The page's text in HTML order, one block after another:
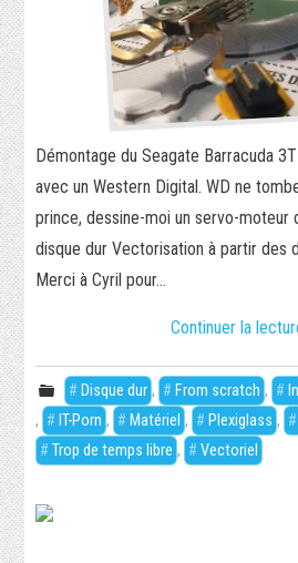
Démontage du Seagate Barracuda
avec un Western Digital. WD ne
prince, dessine-moi un servo-
disque dur Vectorisation à partir des
Merci à Cyril pour…
Continuer la
Disque dur , From scratch ,
,
IT-Porn , Matériel , Plexiglass ,
Trop de temps libre , Vectoriel